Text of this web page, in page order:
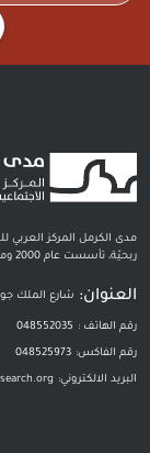
مدى الكرمل المركز العربي
ربحيّة، تأسست عام 2000 ومقرّها في مدينة حيفا.
العنوان: شارع الملك جورج، (همجينيم
رقم الهاتف : 048552035
رقم الفاكس: 048525973
البريد الالكتروني: